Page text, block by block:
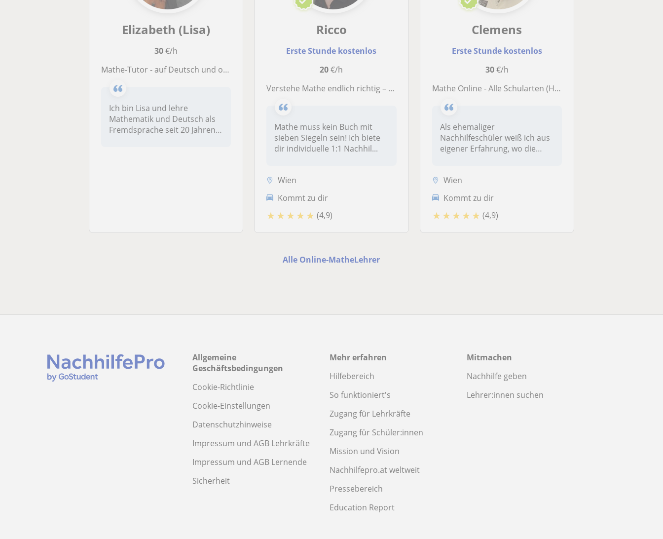
Elizabeth (Lisa)
30€/h
Mathe-Tutor - auf Deutsch und oder English für die Sekundarstufe
Ich bin Lisa und lehre
Mathematik und Deutsch als
Fremdsprache seit 20 Jahren.
Ricco
Erste Stunde kostenlos
20€/h
Verstehe Mathe endlich richtig – individuelle Nachhilfe für alle Klassenstufen!
Mathe muss kein Buch mit
sieben Siegeln sein! Ich biete
dir individuelle 1:1 Nachhil...
Wien
Kommt zu dir
★ ★ ★ ★ ★ (4,9)
Clemens
Erste Stunde kostenlos
30€/h
Mathe Online - Alle Schularten (HTL HAK AHS Uni usw)
Als ehemaliger
Nachhilfeschüler weiß ich aus
eigener Erfahrung, wo die
Wien
Kommt zu dir
★ ★ ★ ★ ★ (4,9)
Alle Online-MatheLehrer
Allgemeine
Geschäftsbedingungen
Cookie-Richtlinie
Cookie-Einstellungen
Datenschutzhinweise
Impressum und AGB Lehrkräfte
Impressum und AGB Lernende
Sicherheit
Mehr erfahren
Hilfebereich
So funktioniert's
Zugang für Lehrkräfte
Zugang für Schüler:innen
Mission und Vision
Nachhilfepro.at weltweit
Pressebereich
Education Report
Mitmachen
Nachhilfe geben
Lehrer:innen suchen